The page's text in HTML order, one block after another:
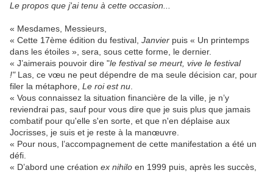
Le propos que j'ai tenu à cette occasion...
« Mesdames, Messieurs,
« Cette 17ème édition du festival, Janvier puis « Un printemps
dans les étoiles », sera, sous cette forme, le dernier.
« J’aimerais pouvoir dire "le festival se meurt, vive le festival
!" Las, ce vœu ne peut dépendre de ma seule décision car, pour
filer la métaphore, Le roi est nu
« Vous connaissez la situation financière de la ville, je n’y
reviendrai pas, sauf pour vous dire que je suis plus que jamais
combatif pour qu'elle s'en sorte, et que n'en déplaise aux
Jocrisses, je suis et je reste à la manœuvre.
« Pour nous, l’accompagnement de cette manifestation a été un
défi.
« D’abord une création ex nihilo en 1999 puis, après les succès,